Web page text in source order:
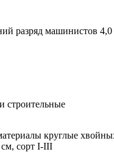
разряд машинистов 4,0
строительные
круглые
см, сорт I-III